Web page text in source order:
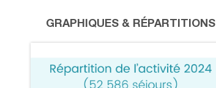
GRAPHIQUES & RÉPARTITIONS